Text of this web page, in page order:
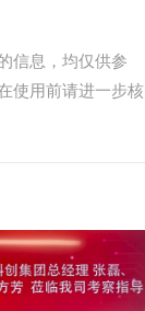
信息，均仅供参
使用前请进一步核